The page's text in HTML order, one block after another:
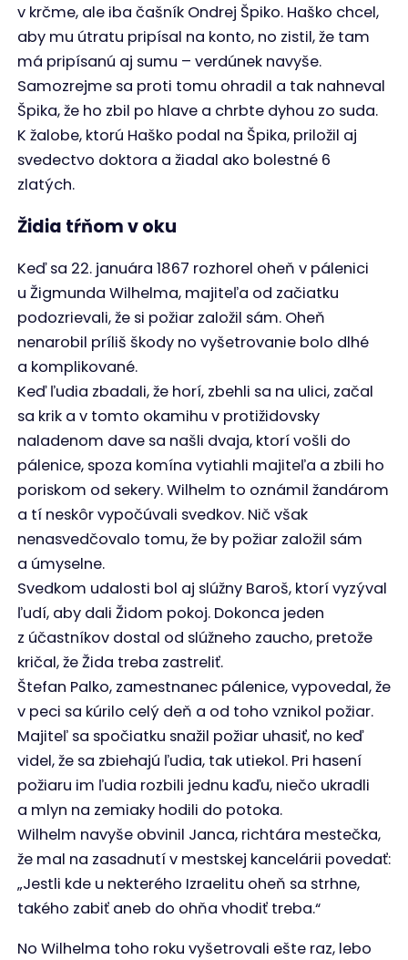
v krčme, ale iba čašník Ondrej Špiko. Haško chcel,
aby mu útratu pripísal na konto, no zistil, že tam
má pripísanú aj sumu – verdúnek navyše.
Samozrejme sa proti tomu ohradil a tak nahneval
Špika, že ho zbil po hlave a chrbte dyhou zo suda.
K žalobe, ktorú Haško podal na Špika, priložil aj
svedectvo doktora a žiadal ako bolestné 6
zlatých.
Židia tŕňom v oku
Keď sa 22. januára 1867 rozhorel oheň v pálenici
u Žigmunda Wilhelma, majiteľa od začiatku
podozrievali, že si požiar založil sám. Oheň
nenarobil príliš škody no vyšetrovanie bolo dlhé
a komplikované.
Keď ľudia zbadali, že horí, zbehli sa na ulici, začal
sa krik a v tomto okamihu v protižidovsky
naladenom dave sa našli dvaja, ktorí vošli do
pálenice, spoza komína vytiahli majiteľa a zbili ho
poriskom od sekery. Wilhelm to oznámil žandárom
a tí neskôr vypočúvali svedkov. Nič však
nenasvedčovalo tomu, že by požiar založil sám
a úmyselne.
Svedkom udalosti bol aj slúžny Baroš, ktorí vyzýval
ľudí, aby dali Židom pokoj. Dokonca jeden
z účastníkov dostal od slúžneho zaucho, pretože
kričal, že Žida treba zastreliť.
Štefan Palko, zamestnanec pálenice, vypovedal, že
v peci sa kúrilo celý deň a od toho vznikol požiar.
Majiteľ sa spočiatku snažil požiar uhasiť, no keď
videl, že sa zbiehajú ľudia, tak utiekol. Pri hasení
požiaru im ľudia rozbili jednu kaďu, niečo ukradli
a mlyn na zemiaky hodili do potoka.
Wilhelm navyše obvinil Janca, richtára mestečka,
že mal na zasadnutí v mestskej kancelárii povedať:
„Jestli kde u nekterého Izraelitu oheň sa strhne,
takého zabiť aneb do ohňa vhodiť treba.“
No Wilhelma toho roku vyšetrovali ešte raz, lebo